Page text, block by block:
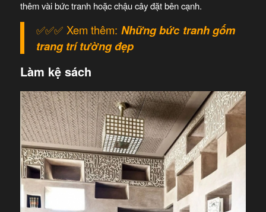
thêm vài bức tranh hoặc chậu cây đặt bên cạnh.
✅✅✅ Xem thêm: Những bức tranh gốm
trang trí tường đẹp
Làm kệ sách